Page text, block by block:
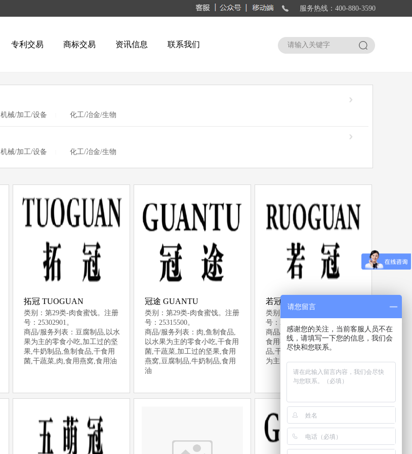
服务热线：400-880-3590
搜索
专利交易 商标交易 资讯信息 联系我们
机械/加工/设备 化工/冶金/生物
机械/加工/设备 化工/冶金/生物
拓冠 TUOGUAN
类别：第29类-肉食蜜饯。注册
号：25302901。
商品/服务列表：豆腐制品,以水
果为主的零食小吃,加工过的坚
果,牛奶制品,鱼制食品,干食用
菌,干蔬菜,肉,食用燕窝,食用油
冠途 GUANTU
类别：第29类-肉食蜜饯。注册
号：25315500。
商品/服务列表：肉,鱼制食品,
以水果为主的零食小吃,干食用
菌,干蔬菜,加工过的坚果,食用
燕窝,豆腐制品,牛奶制品,食用
油
若冠 RUOGUAN
类别：第29类-肉食蜜饯。注册
号：25302823。
商品/服务列表：加工过的坚果,
食用燕窝,牛奶制品,肉,鱼制食
品,干食用菌,豆腐制品,以水果
为主的零食小吃,干蔬菜,食用油
请您留言
感谢您的关注，当前客服人员不在
线，请填写一下您的信息，我们会
尽快和您联系。